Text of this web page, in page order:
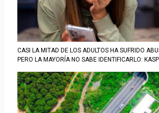
CASI LA MITAD DE LOS ADULTOS HA SUFRIDO
PERO LA MAYORÍA NO SABE IDENTIFICARLO: